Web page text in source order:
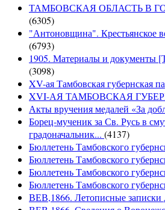
ТАМБОВСКАЯ ОБЛАСТЬ В
(6305)
"Антоновщина". Крестьянское
(6793)
1905. Материалы и документы
(3098)
XV-ая Тамбовская губернская
XVI-АЯ ТАМБОВСКАЯ
Акты вручения медалей «За
Борец-мученик за Св. Русь в
градоначальник... (4137)
Бюллетень Тамбовского
Бюллетень Тамбовского
Бюллетень Тамбовского
Бюллетень Тамбовского
ВЕВ,1866. Летописные записки